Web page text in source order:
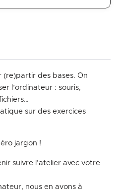
des bases. On
l’ordinateur : souris,
sur des exercices
jargon !
suivre l’atelier avec votre
nous en avons à